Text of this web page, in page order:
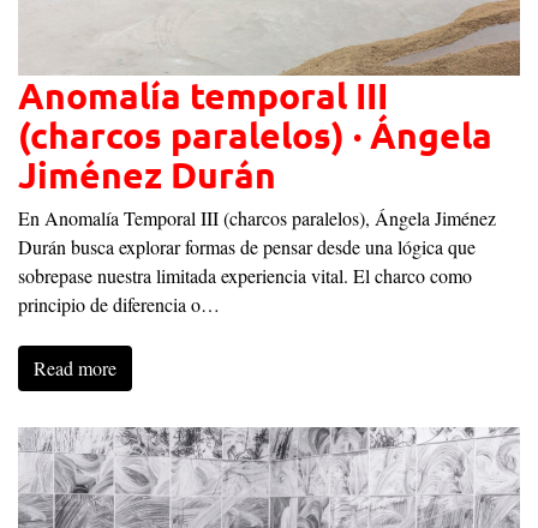
Anomalía temporal III
(charcos paralelos) · Ángela
Jiménez Durán
En Anomalía Temporal III (charcos paralelos), Ángela Jiménez
Durán busca explorar formas de pensar desde una lógica que
sobrepase nuestra limitada experiencia vital. El charco como
principio de diferencia o…
Read more